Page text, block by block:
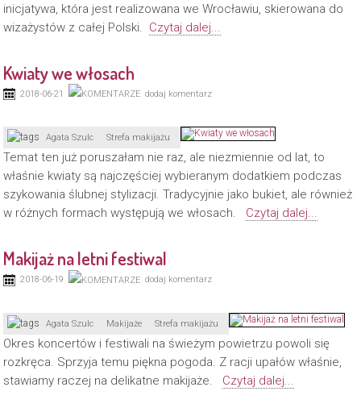
inicjatywa, która jest realizowana we Wrocławiu, skierowana do
wizażystów z całej Polski. Czytaj dalej...
Kwiaty we włosach
2018-06-21 dodaj komentarz
Agata Szulc Strefa makijażu
Temat ten już poruszałam nie raz, ale niezmiennie od lat, to
właśnie kwiaty są najczęściej wybieranym dodatkiem podczas
szykowania ślubnej stylizacji. Tradycyjnie jako bukiet, ale również
w różnych formach występują we włosach. Czytaj dalej...
Makijaż na letni festiwal
2018-06-19 dodaj komentarz
Agata Szulc Makijaże Strefa makijażu
Okres koncertów i festiwali na świeżym powietrzu powoli się
rozkręca. Sprzyja temu piękna pogoda. Z racji upałów właśnie,
stawiamy raczej na delikatne makijaże. Czytaj dalej...